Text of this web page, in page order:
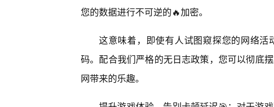
您的数据进行不可逆的🔥加密。
这意味着，即使有人试图窥探您的网络
码。配合我们严格的无日志政策，您可以彻底
网带来的乐趣。